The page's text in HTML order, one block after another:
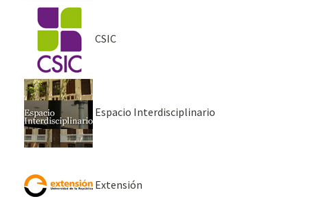
CSIC
Espacio Interdisciplinario
Extensión